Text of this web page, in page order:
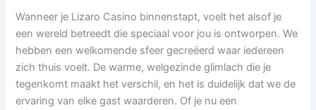
Wanneer je Lizaro Casino binnenstapt, voelt het alsof je
een wereld betreedt die speciaal voor jou is ontworpen. We
hebben een welkomende sfeer gecreëerd waar iedereen
zich thuis voelt. De warme, welgezinde glimlach die je
tegenkomt maakt het verschil, en het is duidelijk dat we de
ervaring van elke gast waarderen. Of je nu een